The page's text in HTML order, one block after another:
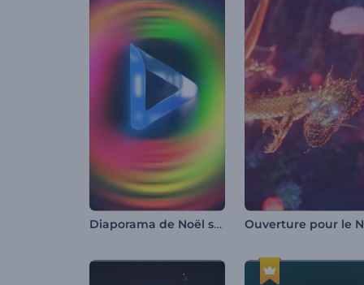
Diaporama de Noël scintillant